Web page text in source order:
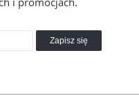
Zapisz się